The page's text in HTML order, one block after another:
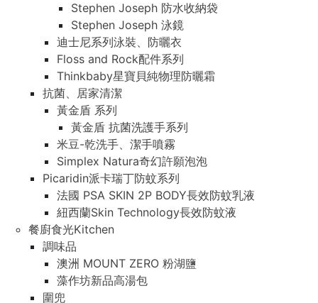
Stephen Joseph 防水收納袋
Stephen Joseph 泳鏡
迪士尼系列泳裝、防曬衣
Floss and Rock配件系列
Thinkbaby星寶貝純物理防曬霜
抗菌、居家清潔
黃金盾 系列
黃金盾 抗菌洗護手系列
米豆-乾洗手、潔手噴霧
Simplex Natura奇幻許願泡泡
Picaridin派卡瑞丁防蚊系列
法國 PSA SKIN 2P BODY長效防蚊乳液
紐西蘭Skin Technology長效防蚊液
餐廚食光Kitchen
調味品
澳洲 MOUNT ZERO 粉湖鹽
藻作坊新品高湯包
圍兜